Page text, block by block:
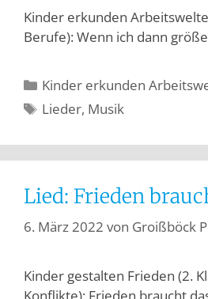
Kinder erkunden
Berufe): Wenn ich dann
Kinder erkunden
Lieder, Musik
Lied: Frieden
6. März 2022 von Groißböck
Kinder gestalten Frieden (2.
Konflikte): Frieden braucht